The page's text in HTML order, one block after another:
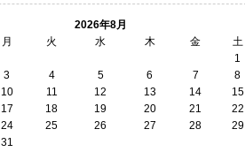
2026年8月
月 火 水 木 金
土
1
3 4 5 6 7
8
10 11 12 13 14
15
17 18 19 20 21
22
24 25 26 27 28
29
31